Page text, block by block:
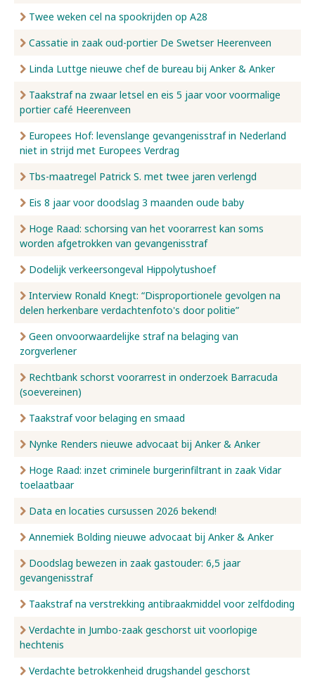
Twee weken cel na spookrijden op A28
Cassatie in zaak oud-portier De Swetser Heerenveen
Linda Luttge nieuwe chef de bureau bij Anker & Anker
Taakstraf na zwaar letsel en eis 5 jaar voor voormalige
portier café Heerenveen
Europees Hof: levenslange gevangenisstraf in Nederland
niet in strijd met Europees Verdrag
Tbs-maatregel Patrick S. met twee jaren verlengd
Eis 8 jaar voor doodslag 3 maanden oude baby
Hoge Raad: schorsing van het voorarrest kan soms
worden afgetrokken van gevangenisstraf
Dodelijk verkeersongeval Hippolytushoef
Interview Ronald Knegt: “Disproportionele gevolgen na
delen herkenbare verdachtenfoto's door politie”
Geen onvoorwaardelijke straf na belaging van
zorgverlener
Rechtbank schorst voorarrest in onderzoek Barracuda
(soevereinen)
Taakstraf voor belaging en smaad
Nynke Renders nieuwe advocaat bij Anker & Anker
Hoge Raad: inzet criminele burgerinfiltrant in zaak Vidar
toelaatbaar
Data en locaties cursussen 2026 bekend!
Annemiek Bolding nieuwe advocaat bij Anker & Anker
Doodslag bewezen in zaak gastouder: 6,5 jaar
gevangenisstraf
Taakstraf na verstrekking antibraakmiddel voor zelfdoding
Verdachte in Jumbo-zaak geschorst uit voorlopige
hechtenis
Verdachte betrokkenheid drugshandel geschorst